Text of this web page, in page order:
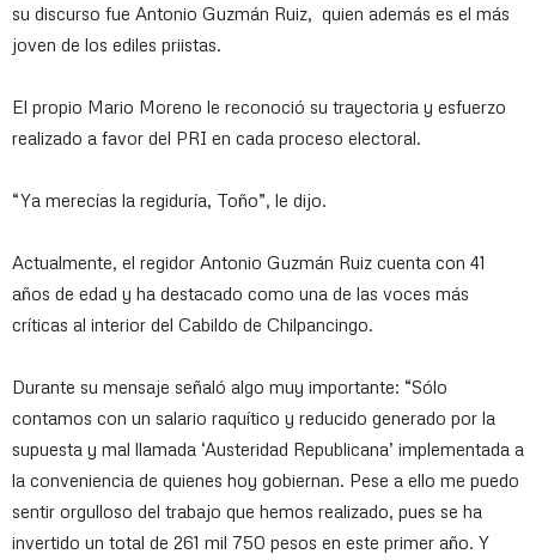
su discurso fue Antonio Guzmán Ruiz, quien además es el más
joven de los ediles priistas.
El propio Mario Moreno le reconoció su trayectoria y esfuerzo
realizado a favor del PRI en cada proceso electoral.
“Ya merecías la regiduría, Toño”, le dijo.
Actualmente, el regidor Antonio Guzmán Ruiz cuenta con 41
años de edad y ha destacado como una de las voces más
críticas al interior del Cabildo de Chilpancingo.
Durante su mensaje señaló algo muy importante: “Sólo
contamos con un salario raquítico y reducido generado por la
supuesta y mal llamada ‘Austeridad Republicana’ implementada a
la conveniencia de quienes hoy gobiernan. Pese a ello me puedo
sentir orgulloso del trabajo que hemos realizado, pues se ha
invertido un total de 261 mil 750 pesos en este primer año. Y